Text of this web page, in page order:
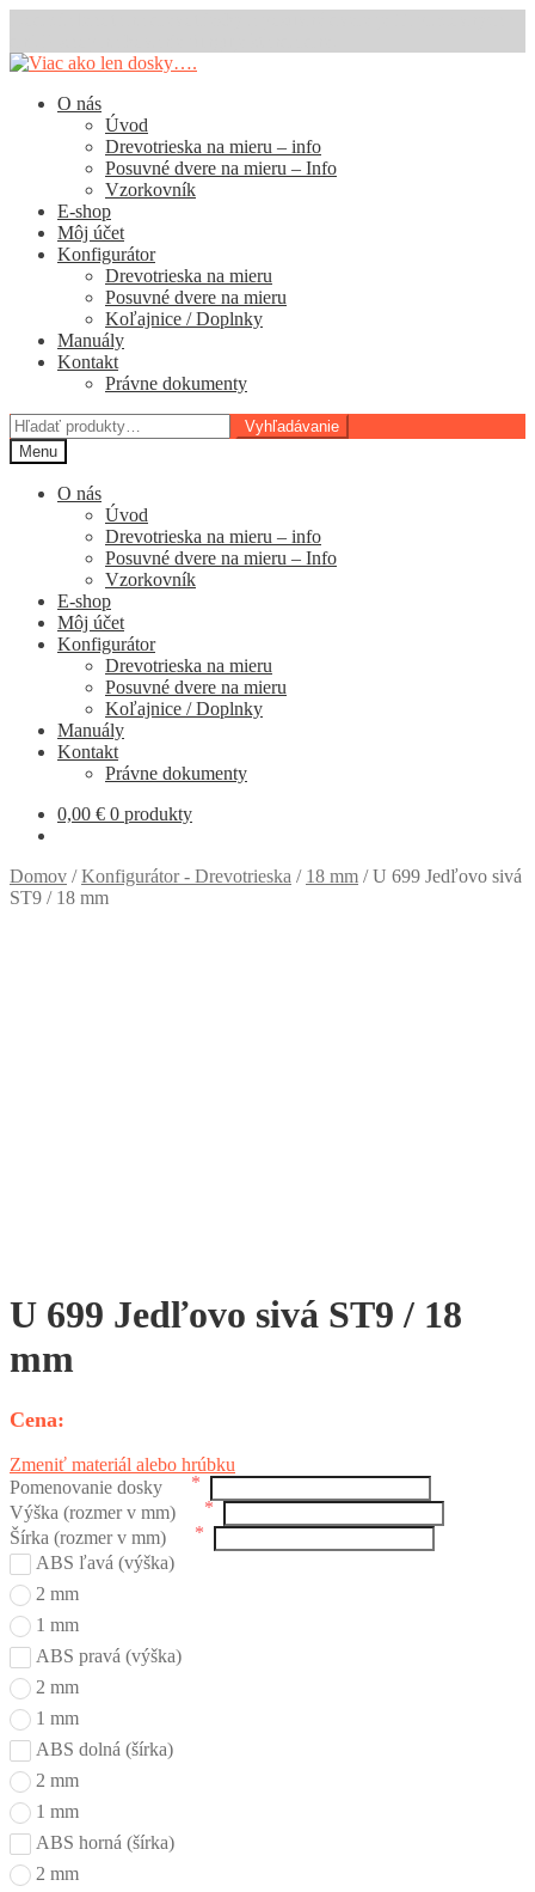
Preskočiť
navigáciu
Preskočiť
obsah
O nás
Úvod
Drevotrieska na mieru – info
Posuvné dvere na mieru – Info
Vzorkovník
E-shop
Môj účet
Konfigurátor
Drevotrieska na mieru
Posuvné dvere na mieru
Koľajnice / Doplnky
Manuály
Kontakt
Právne dokumenty
Hľadať:
Vyhľadávanie
Menu
O nás
Úvod
Drevotrieska na mieru – info
Posuvné dvere na mieru – Info
Vzorkovník
E-shop
Môj účet
Konfigurátor
Drevotrieska na mieru
Posuvné dvere na mieru
Koľajnice / Doplnky
Manuály
Kontakt
Právne dokumenty
0,00 € 0 produkty
Domov /Konfigurátor - Drevotrieska / 18 mm /U 699 Jedľovo sivá
ST9 / 18 mm
U 699 Jedľovo sivá ST9 / 18
mm
Zmeniť materiál alebo hrúbku
Pomenovanie dosky
Výška (rozmer v mm)
Šírka (rozmer v mm)
ABS ľavá (výška)
2 mm
1 mm
ABS pravá (výška)
2 mm
1 mm
ABS dolná (šírka)
2 mm
1 mm
ABS horná (šírka)
2 mm